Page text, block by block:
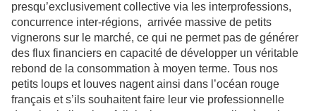
presqu’exclusivement collective via les interprofessions,
concurrence inter-régions, arrivée massive de petits
vignerons sur le marché, ce qui ne permet pas de générer
des flux financiers en capacité de développer un véritable
rebond de la consommation à moyen terme. Tous nos
petits loups et louves nagent ainsi dans l’océan rouge
français et s’ils souhaitent faire leur vie professionnelle